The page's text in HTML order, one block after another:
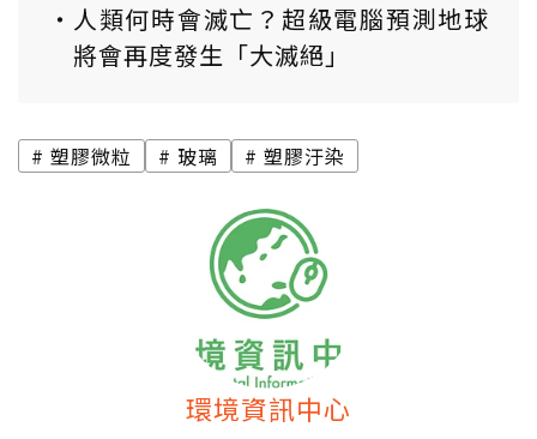
人類何時會滅亡？超級電腦預測地球
將會再度發生「大滅絕」
塑膠微粒 玻璃 塑膠汙染
環境資訊中心